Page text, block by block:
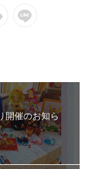
開催のお知ら